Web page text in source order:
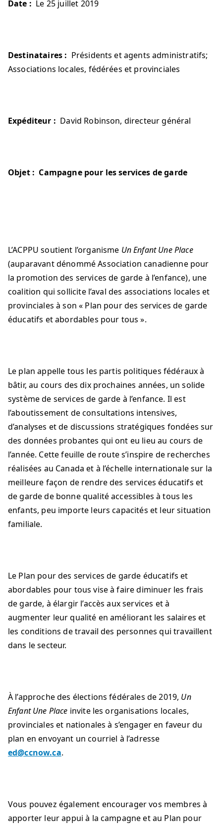
Date : Le 25 juillet 2019
Destinataires : Présidents et agents administratifs;
Associations locales, fédérées et provinciales
Expéditeur : David Robinson, directeur général
Objet : Campagne pour les services de garde
L’ACPPU soutient l’organisme Un Enfant Une Place
(auparavant dénommé Association canadienne pour
la promotion des services de garde à l’enfance), une
coalition qui sollicite l’aval des associations locales et
provinciales à son « Plan pour des services de garde
éducatifs et abordables pour tous ».
Le plan appelle tous les partis politiques fédéraux à
bâtir, au cours des dix prochaines années, un solide
système de services de garde à l’enfance. Il est
l’aboutissement de consultations intensives,
d’analyses et de discussions stratégiques fondées sur
des données probantes qui ont eu lieu au cours de
l’année. Cette feuille de route s’inspire de recherches
réalisées au Canada et à l’échelle internationale sur la
meilleure façon de rendre des services éducatifs et
de garde de bonne qualité accessibles à tous les
enfants, peu importe leurs capacités et leur situation
familiale.
Le Plan pour des services de garde éducatifs et
abordables pour tous vise à faire diminuer les frais
de garde, à élargir l’accès aux services et à
augmenter leur qualité en améliorant les salaires et
les conditions de travail des personnes qui travaillent
dans le secteur.
À l’approche des élections fédérales de 2019, Un
Enfant Une Place invite les organisations locales,
provinciales et nationales à s’engager en faveur du
plan en envoyant un courriel à l’adresse
ed@ccnow.ca.
Vous pouvez également encourager vos membres à
apporter leur appui à la campagne et au Plan pour